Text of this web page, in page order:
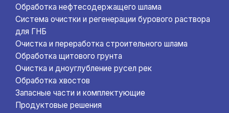
Обработка нефтесодержащего шлама
Система очистки и регенерации бурового раствора
для ГНБ
Очистка и переработка строительного шлама
Обработка щитового грунта
Очистка и дноуглубление русел рек
Обработка хвостов
Запасные части и комплектующие
Продуктовые решения